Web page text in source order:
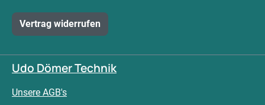
Vertrag widerrufen
Udo Dömer Technik
Unsere AGB's